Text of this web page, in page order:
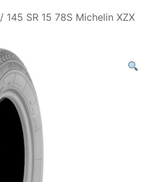
/ 145 SR 15 78S Michelin XZX